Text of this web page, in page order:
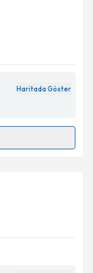
e-posta ile
Haritada Göster
talebi
için bir